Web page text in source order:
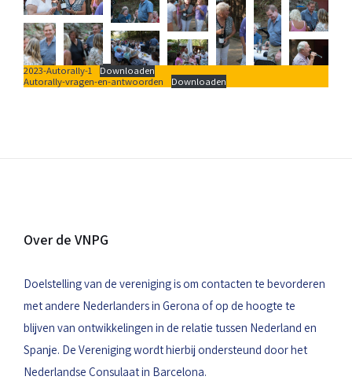
2023-Autorally-1
Downloaden
Autorally-vragen-en-antwoorden
Downloaden
Over de VNPG
Doelstelling van de vereniging is om contacten te bevorderen
met andere Nederlanders in Gerona of op de hoogte te
blijven van ontwikkelingen in de relatie tussen Nederland en
Spanje. De Vereniging wordt hierbij ondersteund door het
Nederlandse Consulaat in Barcelona.